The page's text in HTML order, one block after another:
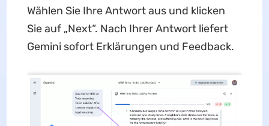
Wählen Sie Ihre Antwort aus und klicken
Sie auf „Next“. Nach Ihrer Antwort liefert
Gemini sofort Erklärungen und Feedback.